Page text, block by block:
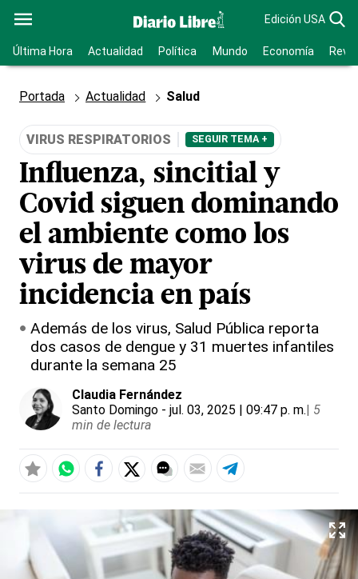
Edición USA
Última Hora Actualidad Política Mundo Economía
Portada Actualidad Salud
VIRUS RESPIRATORIOS SEGUIR TEMA +
Influenza, sincitial y
Covid siguen dominando
el ambiente como los
virus de mayor
incidencia en país
Además de los virus, Salud Pública reporta
dos casos de dengue y 31 muertes infantiles
durante la semana 25
Claudia Fernández
Santo Domingo - jul. 03, 2025 | 09:47 p. m.| 5
min de lectura